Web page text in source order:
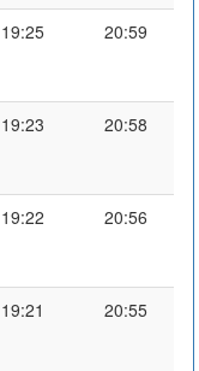
19:25 20:59
19:23 20:58
19:22 20:56
19:21 20:55